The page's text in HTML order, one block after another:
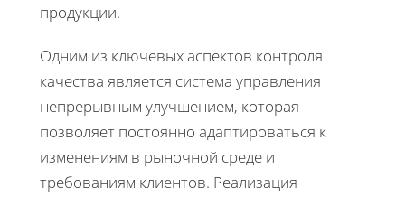
продукции.
Одним из ключевых аспектов контроля
качества является система управления
непрерывным улучшением, которая
позволяет постоянно адаптироваться к
изменениям в рыночной среде и
требованиям клиентов. Реализация